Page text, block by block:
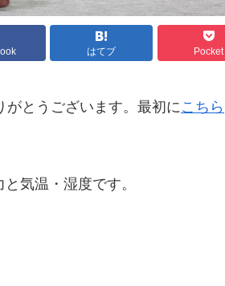
はてブ Pocket
がとうございます。最初に こちら
気温・湿度です。